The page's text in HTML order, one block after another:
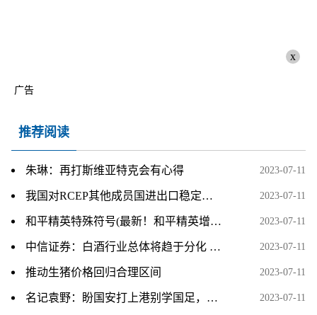
x
广告
推荐阅读
朱琳：再打斯维亚特克会有心得 2023-07-11
我国对RCEP其他成员国进出口稳定增长 2023-07-11
和平精英特殊符号(最新！和平精英增加特殊符号功能，玩法更多元化！) 2023-07-11
中信证券：白酒行业总体将趋于分化 建议持续配置高端白酒企业 2023-07-11
推动生猪价格回归合理区间 2023-07-11
名记袁野：盼国安打上港别学国足，场上都是干瞪眼没辙 2023-07-11